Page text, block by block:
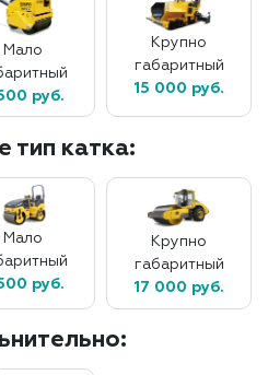
Мало
руб.
Крупно
габаритный
15 000 руб.
тип катка:
Мало
руб.
Крупно
габаритный
17 000 руб.